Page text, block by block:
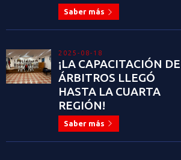
Saber más
2025-08-18
¡LA CAPACITACIÓN DE
ÁRBITROS LLEGÓ
HASTA LA CUARTA
REGIÓN!
Saber más